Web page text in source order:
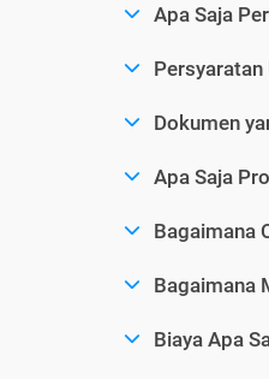
Apa Saja
Dokumen
Apa Saja
Bagaimana
Bagaimana
Biaya Apa